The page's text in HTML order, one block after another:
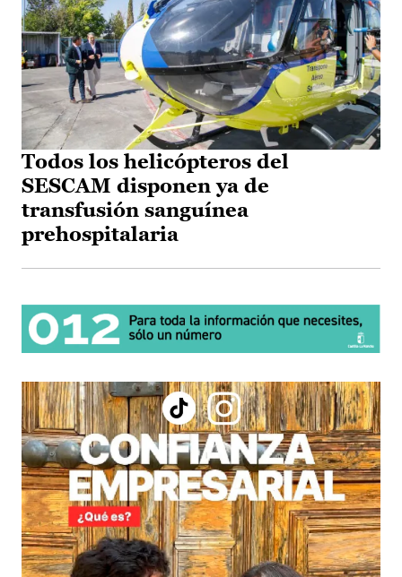
Todos los helicópteros del
SESCAM disponen ya de
transfusión sanguínea
prehospitalaria